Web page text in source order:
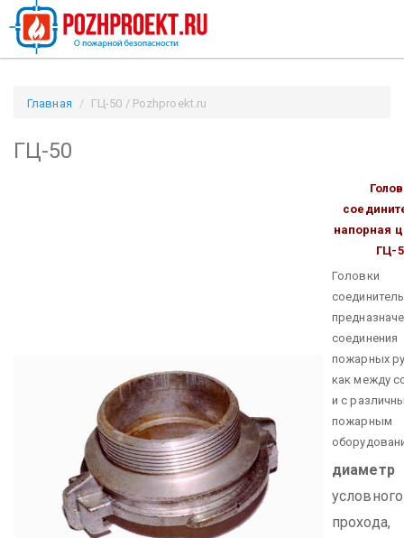
Главная ГЦ-50 / Pozhproekt.ru
ГЦ-50
напорная
ГЦ-
Головки
соединения
пожарных
как между
и с
пожарным
диаметр
условного